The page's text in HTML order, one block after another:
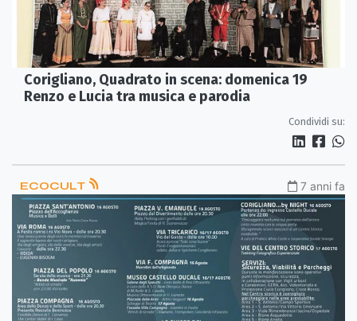
Corigliano, Quadrato in scena: domenica 19
Renzo e Lucia tra musica e parodia
Condividi su:
ECOCULT 7 anni fa